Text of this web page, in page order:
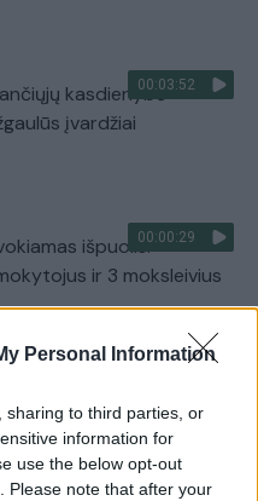
Personal Information
sharing to third parties, or
information for
use the below opt-out
Please note that after your
00:03:52
kasdienybė –
įvardžiai
00:00:29
išpuolis:
ir 3 moksleivius